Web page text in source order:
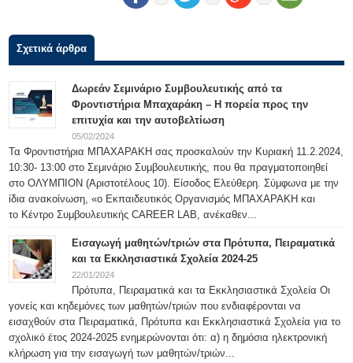
Σχετικά άρθρα
Δωρεάν Σεμινάριο Συμβουλευτικής από τα
Φροντιστήρια Μπαχαράκη – Η πορεία προς την
επιτυχία και την αυτοβελτίωση
05/02/2024
Τα Φροντιστήρια ΜΠΑΧΑΡΑΚΗ σας προσκαλούν την Κυριακή 11.2.2024,
10:30- 13:00 στο Σεμινάριο Συμβουλευτικής, που θα πραγματοποιηθεί
στο ΟΛΥΜΠΙΟΝ (Αριστοτέλους 10). Είσοδος Ελεύθερη. Σύμφωνα με την
ίδια ανακοίνωση, «ο Εκπαιδευτικός Οργανισμός ΜΠΑΧΑΡΑΚΗ και
το Κέντρο Συμβουλευτικής CAREER LAB, ανέκαθεν...
Εισαγωγή μαθητών/τριών στα Πρότυπα, Πειραματικά
και τα Εκκλησιαστικά Σχολεία 2024-25
22/01/2024
Πρότυπα, Πειραματικά και τα Εκκλησιαστικά Σχολεία Οι
γονείς και κηδεμόνες των μαθητών/τριών που ενδιαφέρονται να
εισαχθούν στα Πειραματικά, Πρότυπα και Εκκλησιαστικά Σχολεία για το
σχολικό έτος 2024-2025 ενημερώνονται ότι: α) η δημόσια ηλεκτρονική
κλήρωση για την εισαγωγή των μαθητών/τριών...